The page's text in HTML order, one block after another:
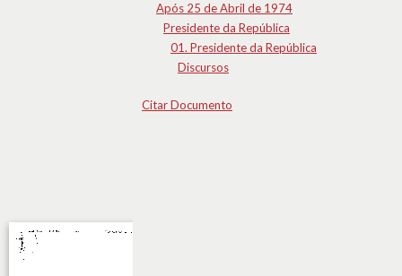
Após 25 de Abril de 1974
Presidente da República
01. Presidente da República
Discursos
Citar Documento